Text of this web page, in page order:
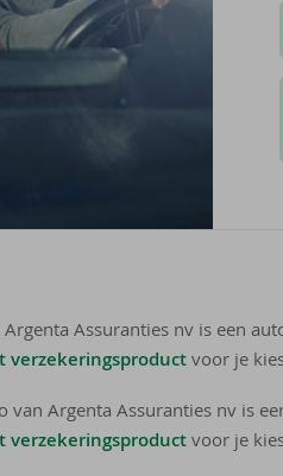
Assuranties nv is een
voor je
Argenta Assuranties nv is
voor je